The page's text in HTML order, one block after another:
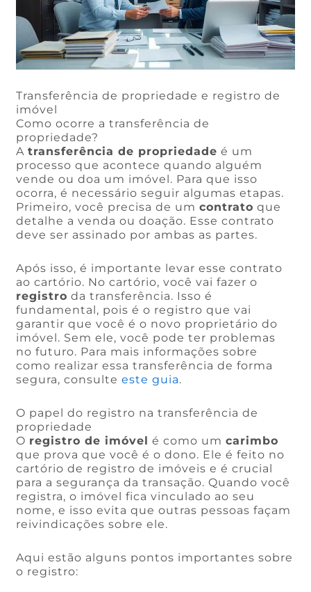
Transferência de propriedade e registro de
imóvel
Como ocorre a transferência de
propriedade?
Atransferência de propriedade é um
processo que acontece quando alguém
vende ou doa um imóvel. Para que isso
ocorra, é necessário seguir algumas etapas.
Primeiro, você precisa de umcontrato que
detalhe a venda ou doação. Esse contrato
deve ser assinado por ambas as partes.
Após isso, é importante levar esse contrato
ao cartório. No cartório, você vai fazer o
registro da transferência. Isso é
fundamental, pois é o registro que vai
garantir que você é o novo proprietário do
imóvel. Sem ele, você pode ter problemas
no futuro. Para mais informações sobre
como realizar essa transferência de forma
segura, consulteeste guia.
O papel do registro na transferência de
propriedade
O registro de imóvel é como umcarimbo
que prova que você é o dono. Ele é feito no
cartório de registro de imóveis e é crucial
para a segurança da transação. Quando você
registra, o imóvel fica vinculado ao seu
nome, e isso evita que outras pessoas façam
reivindicações sobre ele.
Aqui estão alguns pontos importantes sobre
o registro: